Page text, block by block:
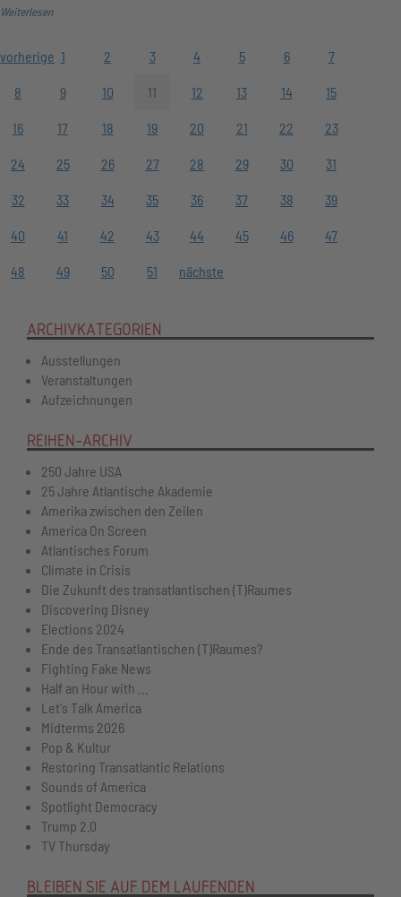
Weiterlesen
vorherige 1 2 3 4 5 6 7
8 9 10 11 12 13 14 15
16 17 18 19 20 21 22 23
24 25 26 27 28 29 30 31
32 33 34 35 36 37 38 39
40 41 42 43 44 45 46 47
48 49 50 51 nächste
ARCHIVKATEGORIEN
Ausstellungen
Veranstaltungen
Aufzeichnungen
REIHEN-ARCHIV
250 Jahre USA
25 Jahre Atlantische Akademie
Amerika zwischen den Zeilen
America On Screen
Atlantisches Forum
Climate in Crisis
Die Zukunft des transatlantischen (T)Raumes
Discovering Disney
Elections 2024
Ende des Transatlantischen (T)Raumes?
Fighting Fake News
Half an Hour with ...
Let's Talk America
Midterms 2026
Pop & Kultur
Restoring Transatlantic Relations
Sounds of America
Spotlight Democracy
Trump 2.0
TV Thursday
BLEIBEN SIE AUF DEM LAUFENDEN